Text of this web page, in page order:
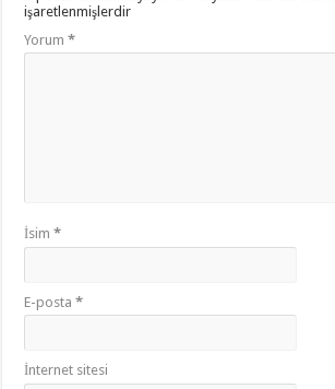
işaretlenmişlerdir
Yorum*
İsim*
E-posta*
İnternet sitesi